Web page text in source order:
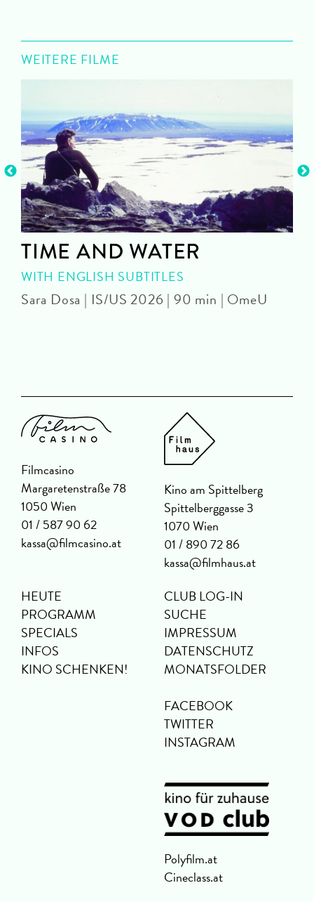
WEITERE FILME
TIME AND WATER
WITH ENGLISH SUBTITLES
Sara Dosa | IS/US 2026 | 90 min | OmeU
Filmcasino
Margaretenstraße 78
1050 Wien
01 / 587 90 62
kassa@filmcasino.at
Kino am Spittelberg
Spittelberggasse 3
1070 Wien
01 / 890 72 86
kassa@filmhaus.at
HEUTE
PROGRAMM
SPECIALS
INFOS
KINO SCHENKEN!
CLUB LOG-IN
SUCHE
IMPRESSUM
DATENSCHUTZ
MONATSFOLDER
FACEBOOK
TWITTER
INSTAGRAM
Polyfilm.at
Cineclass.at